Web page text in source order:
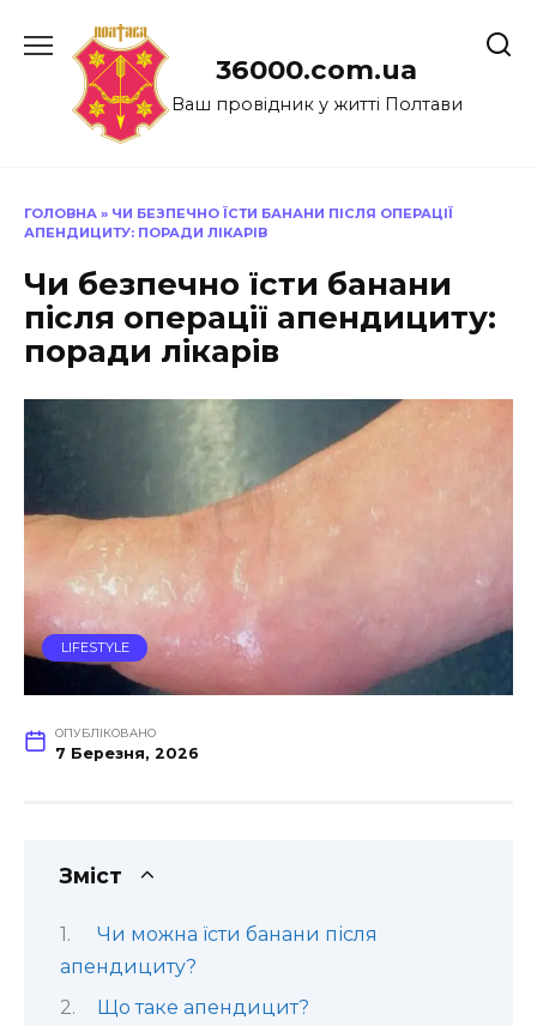
до
36000.com.ua
Ваш провідник у житті Полтави
ГОЛОВНА » ЧИ БЕЗПЕЧНО ЇСТИ БАНАНИ ПІСЛЯ ОПЕРАЦІЇ
АПЕНДИЦИТУ: ПОРАДИ ЛІКАРІВ
Чи безпечно їсти банани
після операції апендициту:
поради лікарів
LIFESTYLE
ОПУБЛІКОВАНО
7 Березня, 2026
Зміст
Чи можна їсти банани після
апендициту?
Що таке апендицит?